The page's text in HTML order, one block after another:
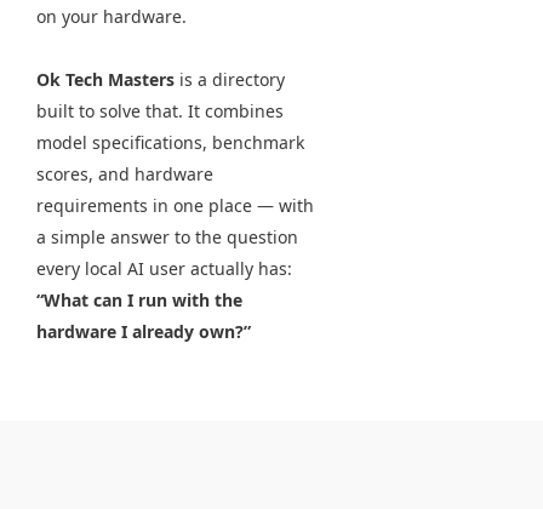
on your hardware.
Ok Tech Masters is a directory
built to solve that. It combines
model specifications, benchmark
scores, and hardware
requirements in one place — with
a simple answer to the question
every local AI user actually has:
“What can I run with the
hardware I already own?”